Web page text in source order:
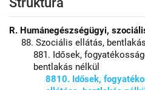
R. Humánegészségügyi,
88. Szociális ellátás,
881. Idősek,
bentlakás nélkül
8810. Idősek,